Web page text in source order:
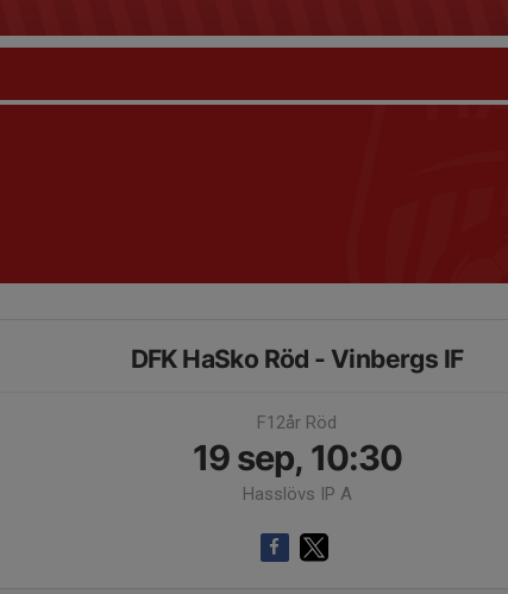
DFK HaSko Röd - Vinbergs IF
F12år Röd
19 sep, 10:30
Hasslövs IP A